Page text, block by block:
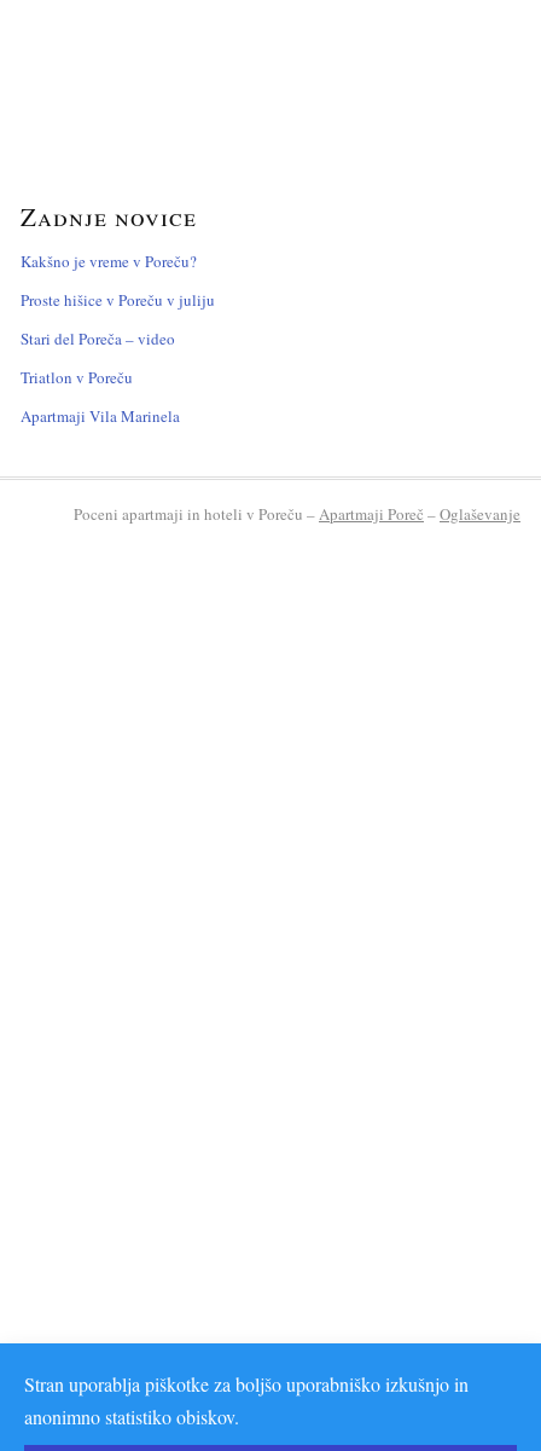
Zadnje novice
Kakšno je vreme v Poreču?
Proste hišice v Poreču v juliju
Stari del Poreča – video
Triatlon v Poreču
Apartmaji Vila Marinela
Poceni apartmaji in hoteli v Poreču –Apartmaji Poreč –Oglaševanje
Stran uporablja piškotke za boljšo uporabniško izkušnjo in
anonimno statistiko obiskov.